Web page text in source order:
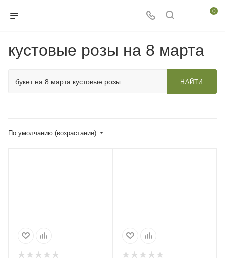
0
кустовые розы на 8 марта
НАЙТИ
По умолчанию (возрастание)